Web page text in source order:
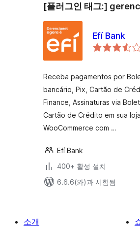
[플러그인 태그:]
Efí Bank
Receba pagamentos por
bancário, Pix, Cartão de
Finance, Assinaturas via
Cartão de Crédito em sua loja
WooCommerce com …
Efí Bank
400+ 활성 설치
6.6.6(와)과 시험됨
소개